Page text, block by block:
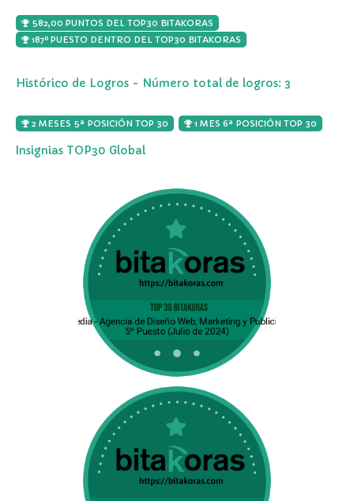
582,00 PUNTOS DEL TOP30 BITAKORAS
187º PUESTO DENTRO DEL TOP30 BITAKORAS
Histórico de Logros - Número total de logros: 3
2 MESES 5ª POSICIÓN TOP 30 1 MES 6ª POSICIÓN TOP 30
Insignias TOP30 Global